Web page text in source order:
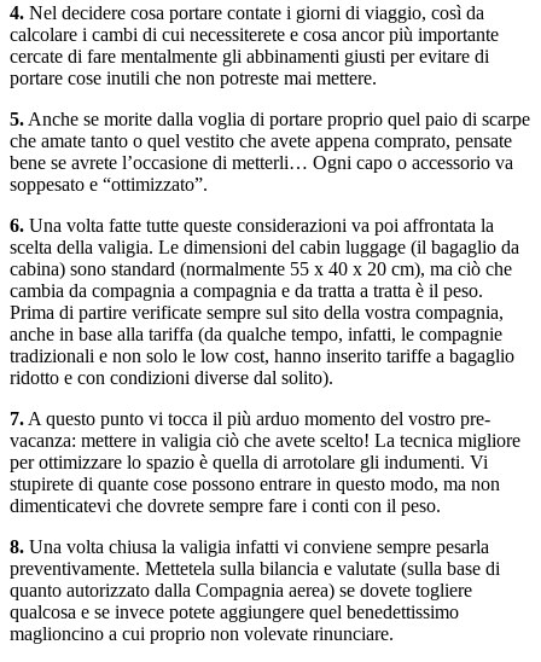
4. Nel decidere cosa portare contate i giorni di viaggio, così da
calcolare i cambi di cui necessiterete e cosa ancor più importante
cercate di fare mentalmente gli abbinamenti giusti per evitare di
portare cose inutili che non potreste mai mettere.
5. Anche se morite dalla voglia di portare proprio quel paio di scarpe
che amate tanto o quel vestito che avete appena comprato, pensate
bene se avrete l’occasione di metterli… Ogni capo o accessorio va
soppesato e “ottimizzato”.
6. Una volta fatte tutte queste considerazioni va poi affrontata la
scelta della valigia. Le dimensioni del cabin luggage (il bagaglio da
cabina) sono standard (normalmente 55 x 40 x 20 cm), ma ciò che
cambia da compagnia a compagnia e da tratta a tratta è il peso.
Prima di partire verificate sempre sul sito della vostra compagnia,
anche in base alla tariffa (da qualche tempo, infatti, le compagnie
tradizionali e non solo le low cost, hanno inserito tariffe a bagaglio
ridotto e con condizioni diverse dal solito).
7. A questo punto vi tocca il più arduo momento del vostro pre-
vacanza: mettere in valigia ciò che avete scelto! La tecnica migliore
per ottimizzare lo spazio è quella di arrotolare gli indumenti. Vi
stupirete di quante cose possono entrare in questo modo, ma non
dimenticatevi che dovrete sempre fare i conti con il peso.
8. Una volta chiusa la valigia infatti vi conviene sempre pesarla
preventivamente. Mettetela sulla bilancia e valutate (sulla base di
quanto autorizzato dalla Compagnia aerea) se dovete togliere
qualcosa e se invece potete aggiungere quel benedettissimo
maglioncino a cui proprio non volevate rinunciare.